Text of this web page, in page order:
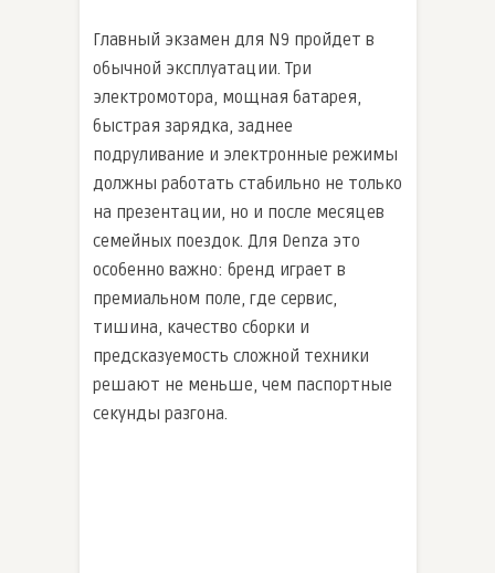
Главный экзамен для N9 пройдет в
обычной эксплуатации. Три
электромотора, мощная батарея,
быстрая зарядка, заднее
подруливание и электронные режимы
должны работать стабильно не только
на презентации, но и после месяцев
семейных поездок. Для Denza это
особенно важно: бренд играет в
премиальном поле, где сервис,
тишина, качество сборки и
предсказуемость сложной техники
решают не меньше, чем паспортные
секунды разгона.